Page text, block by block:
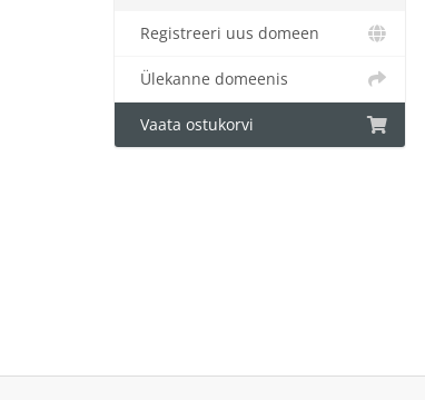
Registreeri uus domeen
Ülekanne domeenis
Vaata ostukorvi